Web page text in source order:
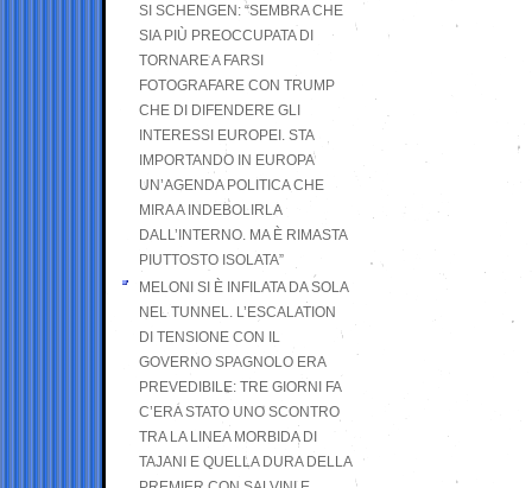
SI SCHENGEN: “SEMBRA CHE
SIA PIÙ PREOCCUPATA DI
TORNARE A FARSI
FOTOGRAFARE CON TRUMP
CHE DI DIFENDERE GLI
INTERESSI EUROPEI. STA
IMPORTANDO IN EUROPA
UN’AGENDA POLITICA CHE
MIRA A INDEBOLIRLA
DALL’INTERNO. MA È RIMASTA
PIUTTOSTO ISOLATA”
MELONI SI È INFILATA DA SOLA
NEL TUNNEL. L’ESCALATION
DI TENSIONE CON IL
GOVERNO SPAGNOLO ERA
PREVEDIBILE: TRE GIORNI FA
C’ERA STATO UNO SCONTRO
TRA LA LINEA MORBIDA DI
TAJANI E QUELLA DURA DELLA